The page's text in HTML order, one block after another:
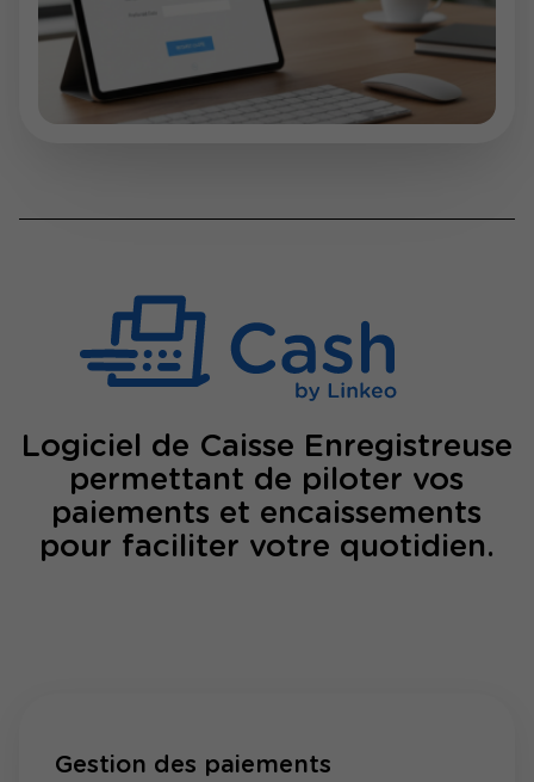
Logiciel de Caisse Enregistreuse
permettant de piloter vos
paiements et encaissements
pour faciliter votre quotidien.
Gestion des paiements